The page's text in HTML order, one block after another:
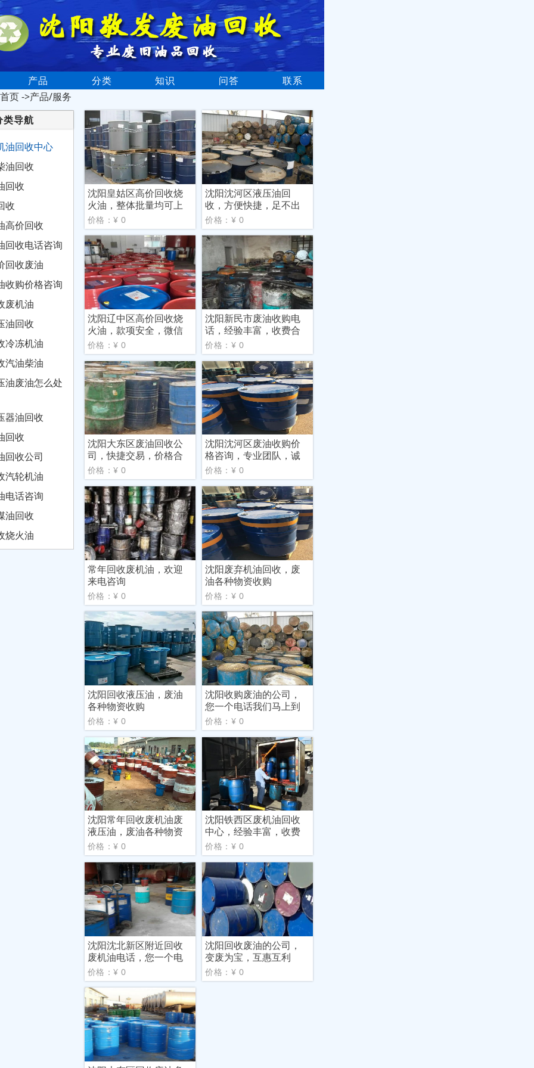
产品 分类 知识 问答
联系
首页->产品/服务
类导航
油回收中心
油回收
回收
收
高价回收
回收电话咨询
回收废油
收购价格咨询
废机油
油回收
冷冻机油
汽油柴油
油废油怎么处
器油回收
回收
回收公司
汽轮机油
电话咨询
油回收
烧火油
沈阳皇姑区高价回收烧
火油，整体批量均可上
门高
价格：¥ 0
沈阳沈河区液压油回
收，方便快捷，足不出
户
价格：¥ 0
沈阳辽中区高价回收烧
火油，款项安全，微信
转账
价格：¥ 0
沈阳新民市废油收购电
话，经验丰富，收费合
理
价格：¥ 0
沈阳大东区废油回收公
司，快捷交易，价格合
理
价格：¥ 0
沈阳沈河区废油收购价
格咨询，专业团队，诚
信合
价格：¥ 0
常年回收废机油，欢迎
来电咨询
价格：¥ 0
沈阳废弃机油回收，废
油各种物资收购
价格：¥ 0
沈阳回收液压油，废油
各种物资收购
价格：¥ 0
沈阳收购废油的公司，
您一个电话我们马上到
价格：¥ 0
沈阳常年回收废机油废
液压油，废油各种物资
收购
价格：¥ 0
沈阳铁西区废机油回收
中心，经验丰富，收费
合理
价格：¥ 0
沈阳沈北新区附近回收
废机油电话，您一个电
话我
价格：¥ 0
沈阳回收废油的公司，
变废为宝，互惠互利
价格：¥ 0